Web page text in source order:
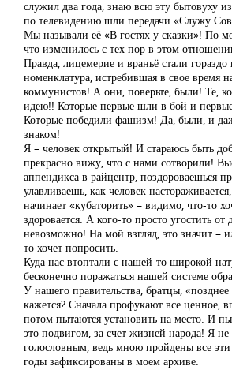
служил два года, знаю всю эту бытовуху
по телевидению шли передачи «Служу
Мы называли её «В гостях у сказки»! По
что изменилось с тех пор в этом
Правда, лицемерие и враньё стали
номенклатура, истребившая в свое время
коммунистов! А они, поверьте, были! Те,
идею!! Которые первые шли в бой и
Которые победили фашизм! Да, были, и
знаком!
Я – человек открытый! И стараюсь быть
прекрасно вижу, что с нами сотворили!
аппендикса в райцентр, поздороваешься
улавливаешь, как человек
начинает «кубаторить» – видимо, что-то
здоровается. А кого-то просто угостить
невозможно! На мой взгляд, это значит –
то хочет попросить.
Куда нас втоптали с нашей-то широкой
бесконечно поражаться нашей системе
У нашего правительства, братцы,
кажется? Сначала профукают все ценное,
потом пытаются установить на место. И
это подвигом, за счет жизней народа! Я не
голословным, ведь мною пройдены все
годы зафиксированы в моем архиве.